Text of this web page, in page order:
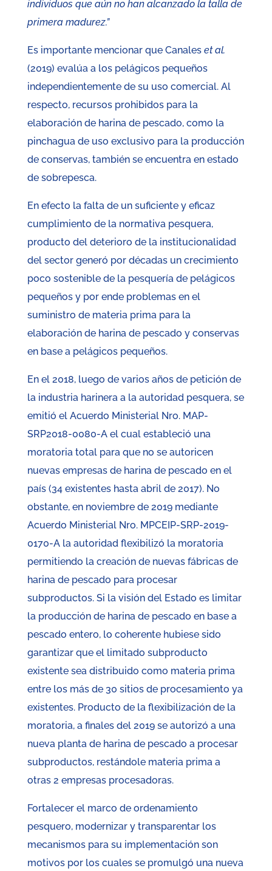
individuos que aún no han alcanzado la talla de
primera madurez.”
Es importante mencionar que Canales et al.
(2019) evalúa a los pelágicos pequeños
independientemente de su uso comercial. Al
respecto, recursos prohibidos para la
elaboración de harina de pescado, como la
pinchagua de uso exclusivo para la producción
de conservas, también se encuentra en estado
de sobrepesca.
En efecto la falta de un suficiente y eficaz
cumplimiento de la normativa pesquera,
producto del deterioro de la institucionalidad
del sector generó por décadas un crecimiento
poco sostenible de la pesquería de pelágicos
pequeños y por ende problemas en el
suministro de materia prima para la
elaboración de harina de pescado y conservas
en base a pelágicos pequeños.
En el 2018, luego de varios años de petición de
la industria harinera a la autoridad pesquera, se
emitió el Acuerdo Ministerial Nro. MAP-
SRP2018-0080-A el cual estableció una
moratoria total para que no se autoricen
nuevas empresas de harina de pescado en el
país (34 existentes hasta abril de 2017). No
obstante, en noviembre de 2019 mediante
Acuerdo Ministerial Nro. MPCEIP-SRP-2019-
0170-A la autoridad flexibilizó la moratoria
permitiendo la creación de nuevas fábricas de
harina de pescado para procesar
subproductos. Si la visión del Estado es limitar
la producción de harina de pescado en base a
pescado entero, lo coherente hubiese sido
garantizar que el limitado subproducto
existente sea distribuido como materia prima
entre los más de 30 sitios de procesamiento ya
existentes. Producto de la flexibilización de la
moratoria, a finales del 2019 se autorizó a una
nueva planta de harina de pescado a procesar
subproductos, restándole materia prima a
otras 2 empresas procesadoras.
Fortalecer el marco de ordenamiento
pesquero, modernizar y transparentar los
mecanismos para su implementación son
motivos por los cuales se promulgó una nueva